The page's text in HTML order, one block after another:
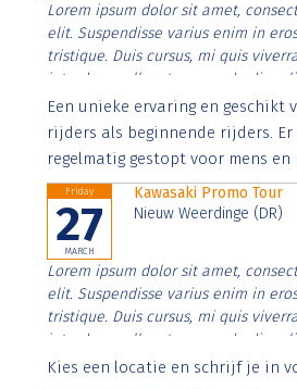
Lorem ipsum dolor sit amet,
elit. Suspendisse varius enim in
tristique. Duis cursus, mi quis
interdum nulla, ut commodo diam
Aenean faucibus nibh et justo
imperdiet. Nunc ut sem vitae risus
Een unieke ervaring en geschikt
rijders als beginnende rijders.
regelmatig gestopt voor mens en
Friday
27
MARCH
Kawasaki Promo Tour
Nieuw Weerdinge (DR)
Lorem ipsum dolor sit amet,
elit. Suspendisse varius enim in
tristique. Duis cursus, mi quis
interdum nulla, ut commodo diam
Aenean faucibus nibh et justo
Kies een locatie en schrijf je in